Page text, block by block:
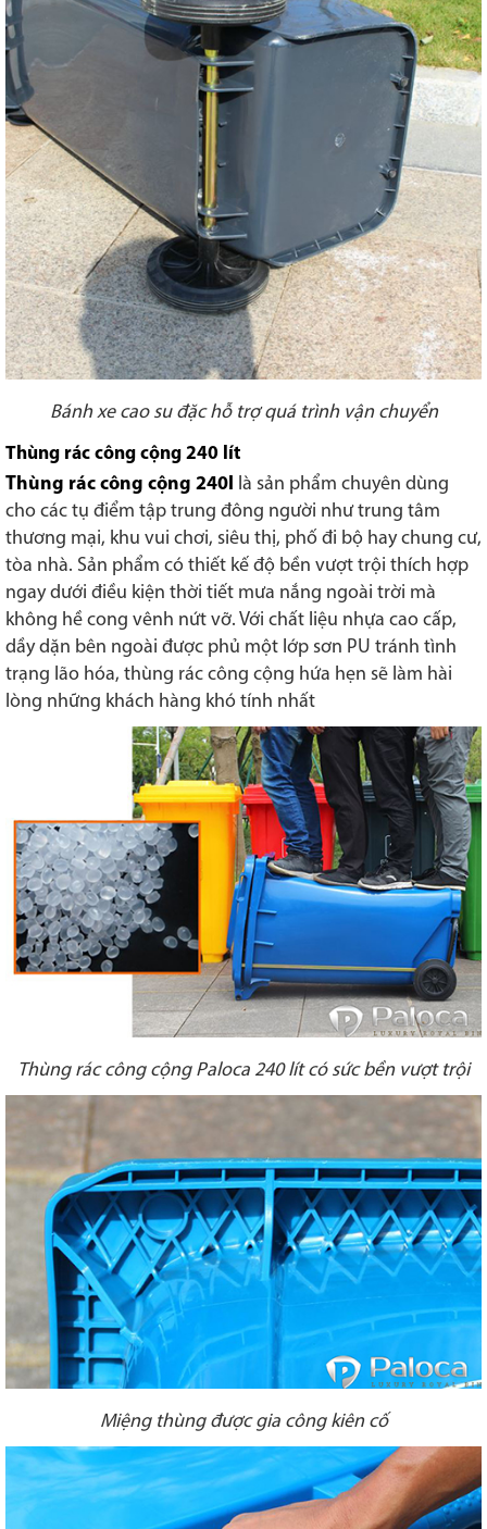
Bánh xe cao su đặc hỗ trợ quá trình vận chuyển
Thùng rác công cộng 240 lít
Thùng rác công cộng 240l là sản phẩm chuyên dùng
cho các tụ điểm tập trung đông người như trung tâm
thương mại, khu vui chơi, siêu thị, phố đi bộ hay chung cư,
tòa nhà. Sản phẩm có thiết kế độ bền vượt trội thích hợp
ngay dưới điều kiện thời tiết mưa nắng ngoài trời mà
không hề cong vênh nứt vỡ. Với chất liệu nhựa cao cấp,
dầy dặn bên ngoài được phủ một lớp sơn PU tránh tình
trạng lão hóa, thùng rác công cộng hứa hẹn sẽ làm hài
lòng những khách hàng khó tính nhất
Thùng rác công cộng Paloca 240 lít có sức bền vượt trội
Miệng thùng được gia công kiên cố